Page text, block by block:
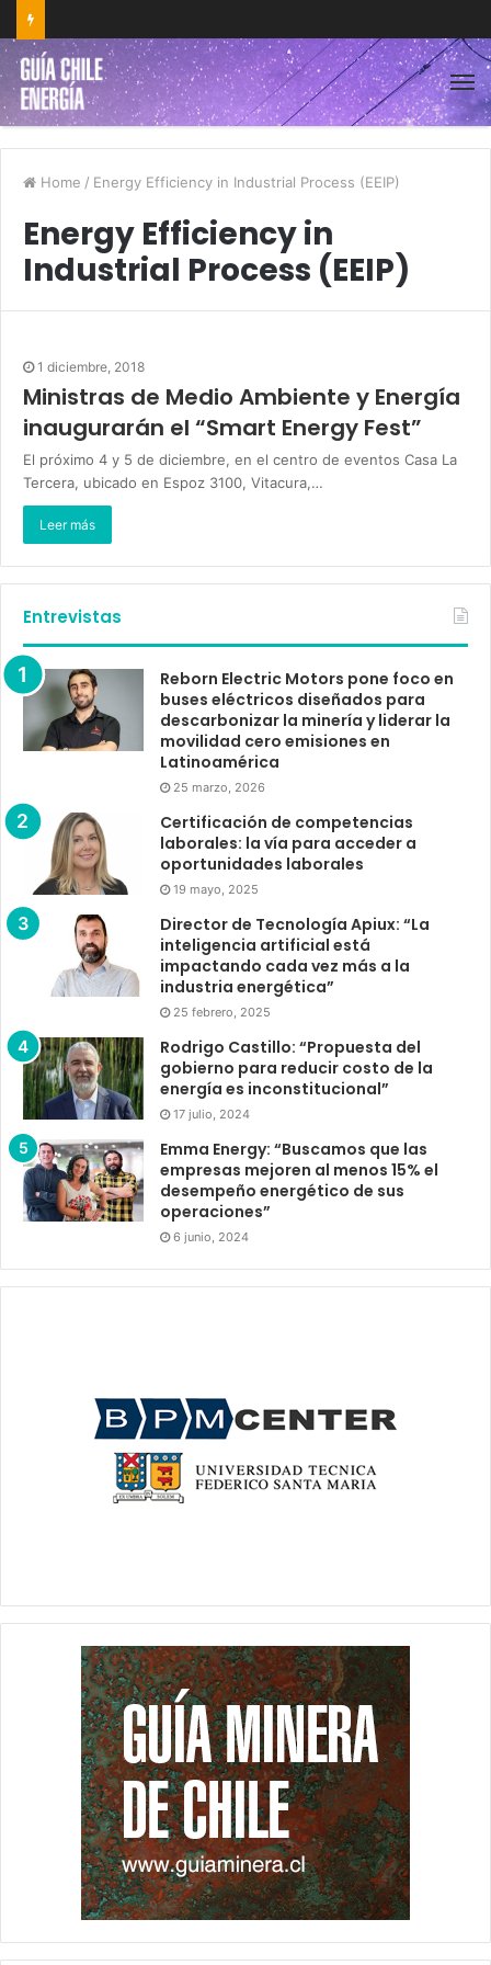
Home / Energy Efficiency in Industrial Process (EEIP)
Energy Efficiency in
Industrial Process (EEIP)
1 diciembre, 2018
Ministras de Medio Ambiente y Energía
inaugurarán el “Smart Energy Fest”
El próximo 4 y 5 de diciembre, en el centro de eventos Casa La
Tercera, ubicado en Espoz 3100, Vitacura,…
Leer más
Entrevistas
Reborn Electric Motors pone foco en
buses eléctricos diseñados para
descarbonizar la minería y liderar la
movilidad cero emisiones en
Latinoamérica
25 marzo, 2026
Certificación de competencias
laborales: la vía para acceder a
oportunidades laborales
19 mayo, 2025
Director de Tecnología Apiux: “La
inteligencia artificial está
impactando cada vez más a la
industria energética”
25 febrero, 2025
Rodrigo Castillo: “Propuesta del
gobierno para reducir costo de la
energía es inconstitucional”
17 julio, 2024
Emma Energy: “Buscamos que las
empresas mejoren al menos 15% el
desempeño energético de sus
operaciones”
6 junio, 2024